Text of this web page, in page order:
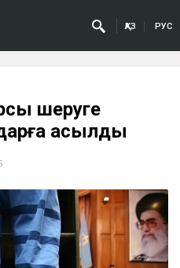
ҚАЗ РУС
шеруге
асылды